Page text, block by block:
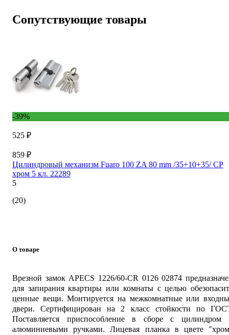
Сопутствующие товары
-39%
525 ₽
859 ₽
Цилиндровый механизм Fuaro 100 ZA 80 mm /35+10+35/ CP
хром 5 кл. 22289
5
(20)
О товаре
Врезной замок APECS 1226/60-CR 0126 02874
для запирания квартиры или комнаты с целью
ценные вещи. Монтируется на межкомнатные или
двери. Сертифицирован на 2 класс стойкости по
Поставляется приспособление в сборе с цилиндром
алюминиевыми ручками. Лицевая планка в цвете